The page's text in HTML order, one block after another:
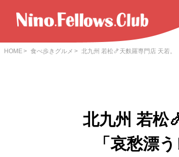
HOME 食べ歩きグルメ 北九州 若松🍤天麩羅専門店 天若。
北九州 若松
「哀愁漂